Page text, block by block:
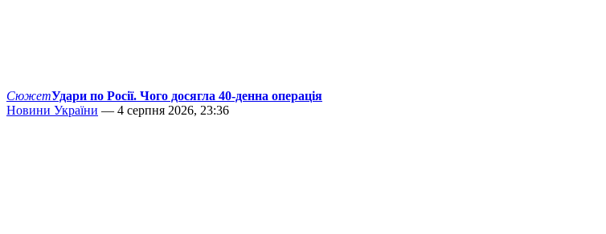
СюжетУдари по Росії. Чого досягла 40-денна операція
Новини України — 4 серпня 2026, 23:36